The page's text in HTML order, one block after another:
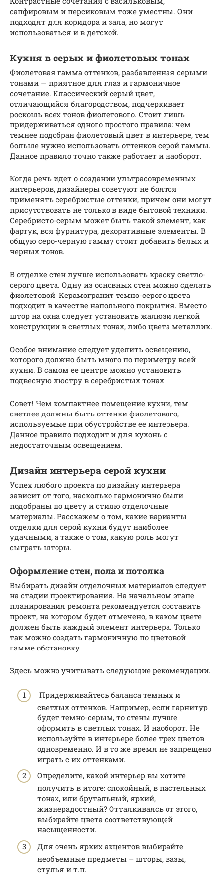
сапфировым и персиковым тоже уместны. Они
подходят для коридора и зала, но могут
использоваться и в детской.
Кухня в серых и фиолетовых тонах
Фиолетовая гамма оттенков, разбавленная серыми
тонами — приятное для глаз и гармоничное
сочетание. Классический серый цвет,
отличающийся благородством, подчеркивает
роскошь всех тонов фиолетового. Стоит лишь
придерживаться одного простого правила: чем
темнее подобран фиолетовый цвет в интерьере, тем
больше нужно использовать оттенков серой гаммы.
Данное правило точно также работает и наоборот.
Когда речь идет о создании ультрасовременных
интерьеров, дизайнеры советуют не боятся
применять серебристые оттенки, причем они могут
присутствовать не только в виде бытовой техники.
Серебристо-серым может быть такой элемент, как
фартук, вся фурнитура, декоративные элементы. В
общую серо-черную гамму стоит добавить белых и
черных тонов.
В отделке стен лучше использовать краску светло-
серого цвета. Одну из основных стен можно сделать
фиолетовой. Керамогранит темно-серого цвета
подходит в качестве напольного покрытия. Вместо
штор на окна следует установить жалюзи легкой
конструкции в светлых тонах, либо цвета металлик.
Особое внимание следует уделить освещению,
которого должно быть много по периметру всей
кухни. В самом ее центре можно установить
подвесную люстру в серебристых тонах
Совет! Чем компактнее помещение кухни, тем
светлее должны быть оттенки фиолетового,
используемые при обустройстве ее интерьера.
Данное правило подходит и для кухонь с
недостаточным освещением.
Дизайн интерьера серой кухни
Успех любого проекта по дизайну интерьера
зависит от того, насколько гармонично были
подобраны по цвету и стилю отделочные
материалы. Расскажем о том, какие варианты
отделки для серой кухни будут наиболее
удачными, а также о том, какую роль могут
сыграть шторы.
Оформление стен, пола и потолка
Выбирать дизайн отделочных материалов следует
на стадии проектирования. На начальном этапе
планирования ремонта рекомендуется составить
проект, на котором будет отмечено, в каком цвете
должен быть каждый элемент интерьера. Только
так можно создать гармоничную по цветовой
гамме обстановку.
Здесь можно учитывать следующие рекомендации.
Придерживайтесь баланса темных и
светлых оттенков. Например, если гарнитур
будет темно-серым, то стены лучше
оформить в светлых тонах. И наоборот. Не
используйте в интерьере более трех цветов
одновременно. И в то же время не запрещено
играть с их оттенками.
Определите, какой интерьер вы хотите
получить в итоге: спокойный, в пастельных
тонах, или брутальный, яркий,
жизнерадостный? Отталкиваясь от этого,
выбирайте цвета соответствующей
насыщенности.
Для очень ярких акцентов выбирайте
необъемные предметы – шторы, вазы,
стулья и т.п.